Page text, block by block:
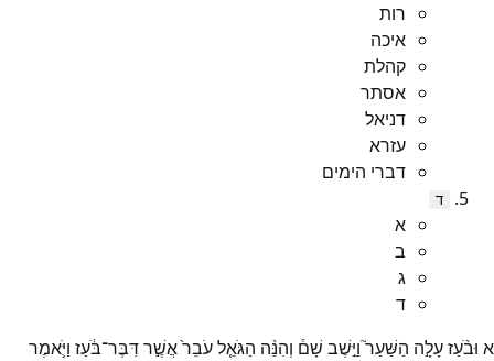
רות
איכה
קהלת
אסתר
דניאל
עזרא
דברי הימים
ד
א
ב
ג
ד
א וּבֹ֨עַזעָלָ֣ה הַשַּׁעַר֮ וַיֵּ֣שֶׁב שָׁם֒ וְהִנֵּ֨ה הַגֹּאֵ֤לעֹבֵר֙אֲשֶׁ֣רדִּבֶּר־בֹּ֔עַז וַיֹּ֛אמֶר